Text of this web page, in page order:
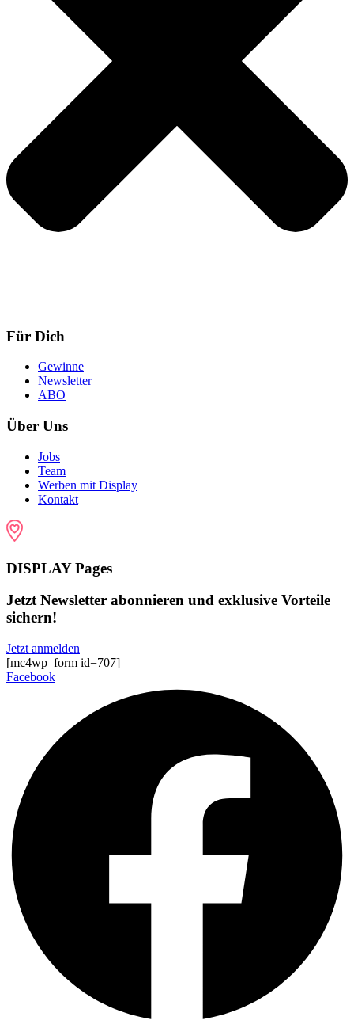
Für Dich
Gewinne
Newsletter
ABO
Über Uns
Jobs
Team
Werben mit Display
Kontakt
DISPLAY Pages
Jetzt Newsletter abonnieren und exklusive Vorteile
sichern!
Jetzt anmelden
[mc4wp_form id=707]
Facebook